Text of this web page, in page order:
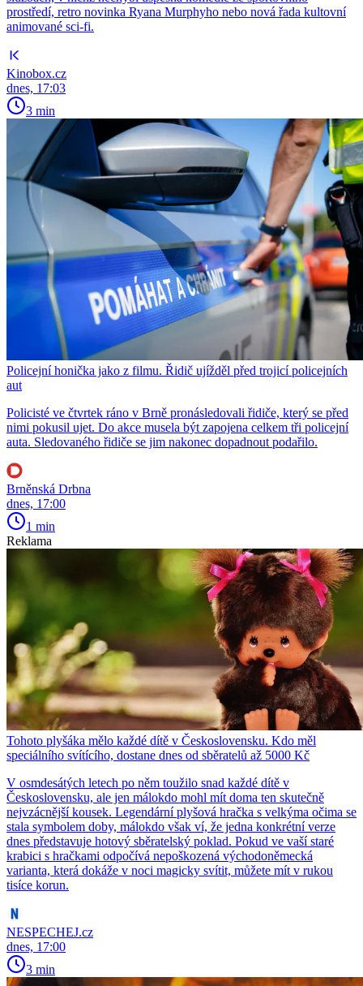
prostředí, retro novinka Ryana Murphyho nebo nová řada kultovní
animované sci-fi.
Kinobox.cz
dnes, 17:03
3 min
Policejní honička jako z filmu. Řidič ujížděl před trojicí policejních
aut
Policisté ve čtvrtek ráno v Brně pronásledovali řidiče, který se před
nimi pokusil ujet. Do akce musela být zapojena celkem tři policejní
auta. Sledovaného řidiče se jim nakonec dopadnout podařilo.
Brněnská Drbna
dnes, 17:00
1 min
Reklama
Tohoto plyšáka mělo každé dítě v Československu. Kdo měl
speciálního svítícího, dostane dnes od sběratelů až 5000 Kč
V osmdesátých letech po něm toužilo snad každé dítě v
Československu, ale jen málokdo mohl mít doma ten skutečně
nejvzácnější kousek. Legendární plyšová hračka s velkýma očima se
stala symbolem doby, málokdo však ví, že jedna konkrétní verze
dnes představuje hotový sběratelský poklad. Pokud ve vaší staré
krabici s hračkami odpočívá nepoškozená východoněmecká
varianta, která dokáže v noci magicky svítit, můžete mít v rukou
tisíce korun.
NESPECHEJ.cz
dnes, 17:00
3 min